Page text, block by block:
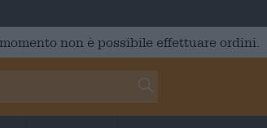
non è possibile effettuare ordini.